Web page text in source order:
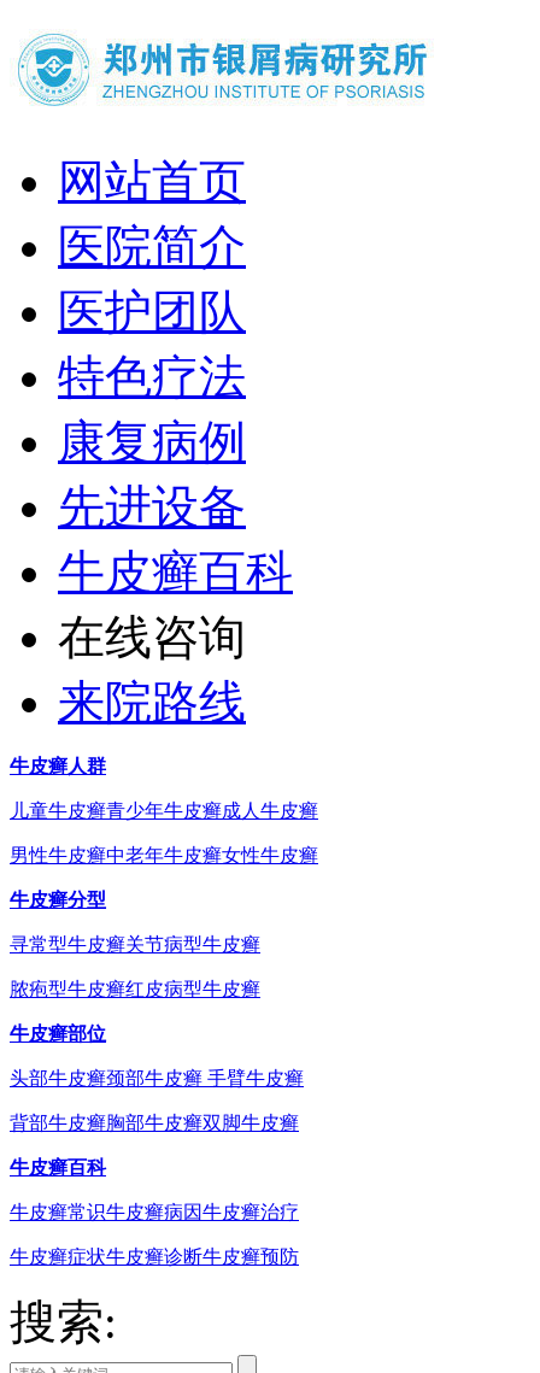
网站首页
医院简介
医护团队
特色疗法
康复病例
先进设备
牛皮癣百科
在线咨询
来院路线
牛皮癣人群
儿童牛皮癣青少年牛皮癣成人牛皮癣
男性牛皮癣中老年牛皮癣女性牛皮癣
牛皮癣分型
寻常型牛皮癣关节病型牛皮癣
脓疱型牛皮癣红皮病型牛皮癣
牛皮癣部位
头部牛皮癣颈部牛皮癣 手臂牛皮癣
背部牛皮癣胸部牛皮癣双脚牛皮癣
牛皮癣百科
牛皮癣常识牛皮癣病因牛皮癣治疗
牛皮癣症状牛皮癣诊断牛皮癣预防
搜索: